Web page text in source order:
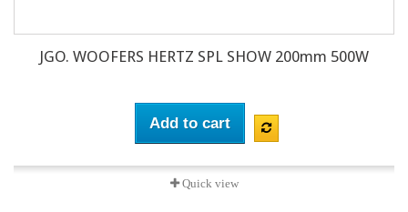
JGO. WOOFERS HERTZ SPL SHOW 200mm 500W
Add to cart
Quick view